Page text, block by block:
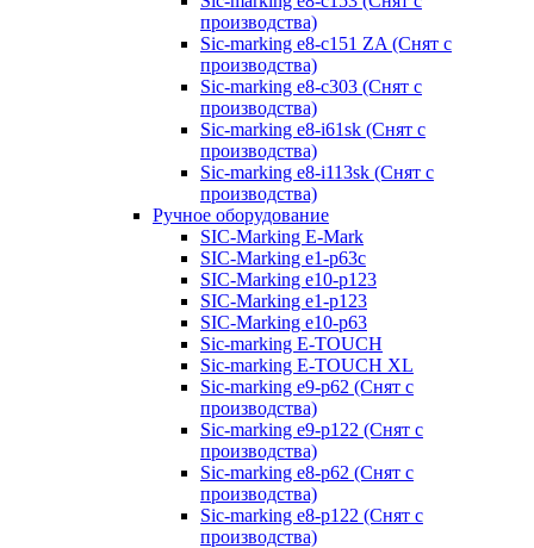
производства)
Sic-marking e8-c151 ZA (Снят с
производства)
Sic-marking e8-c303 (Снят с
производства)
Sic-marking e8-i61sk (Снят с
производства)
Sic-marking e8-i113sk (Снят с
производства)
Ручное оборудование
SIC-Marking E-Mark
SIC-Marking e1-p63с
SIC-Marking e10-p123
SIC-Marking e1-p123
SIC-Marking e10-p63
Sic-marking E-TOUCH
Sic-marking E-TOUCH XL
Sic-marking e9-p62 (Снят с
производства)
Sic-marking e9-p122 (Снят с
производства)
Sic-marking e8-p62 (Снят с
производства)
Sic-marking e8-p122 (Снят с
производства)